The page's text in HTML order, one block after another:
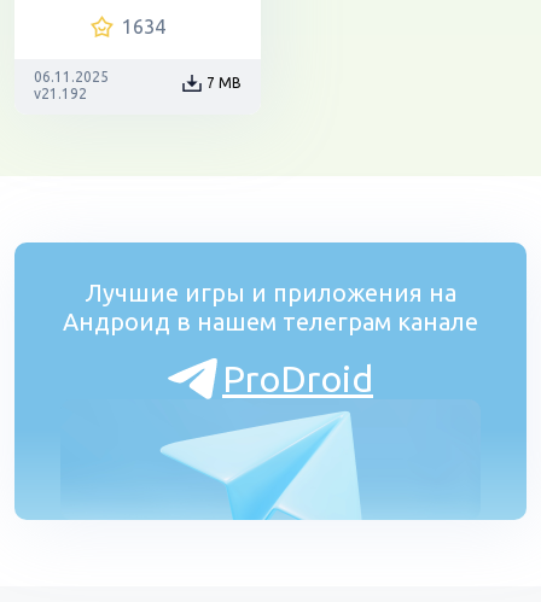
1634
06.11.2025
v21.192
7 MB
Лучшие игры и приложения на
Андроид в нашем телеграм канале
ProDroid